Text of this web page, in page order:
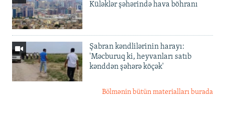
Küləklər şəhərində hava böhranı
Şabran kəndlilərinin harayı:
'Məcburuq ki, heyvanları satıb
kənddən şəhərə köçək'
Bölmənin bütün materialları burada